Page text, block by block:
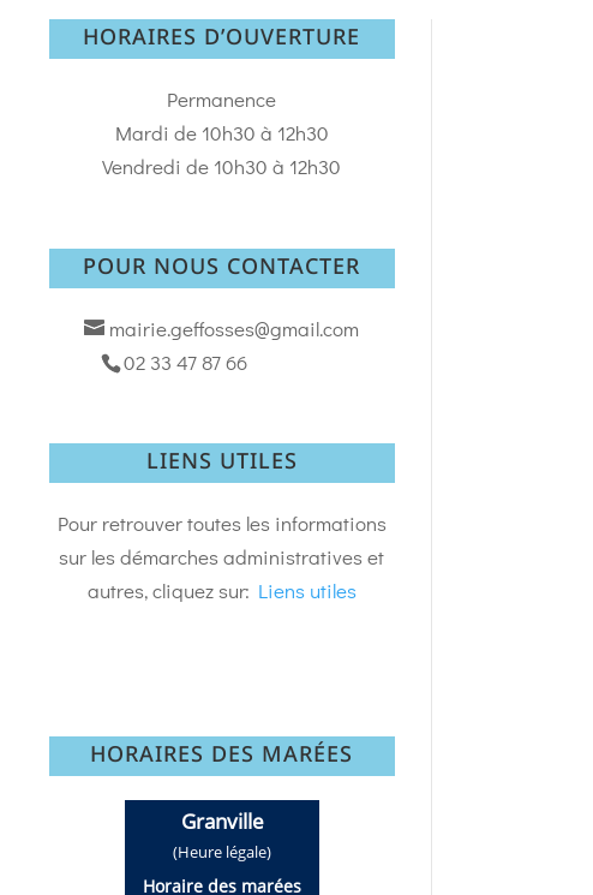
HORAIRES D’OUVERTURE
Permanence
Mardi de 10h30 à 12h30
Vendredi de 10h30 à 12h30
POUR NOUS CONTACTER
mairie.geffosses@gmail.com
02 33 47 87 66
LIENS UTILES
Pour retrouver toutes les informations
sur les démarches administratives et
autres, cliquez sur: Liens utiles
HORAIRES DES MARÉES